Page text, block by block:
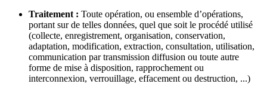
Traitement : Toute opération, ou ensemble d’opérations,
portant sur de telles données, quel que soit le procédé utilisé
(collecte, enregistrement, organisation, conservation,
adaptation, modification, extraction, consultation, utilisation,
communication par transmission diffusion ou toute autre
forme de mise à disposition, rapprochement ou
interconnexion, verrouillage, effacement ou destruction, ...)